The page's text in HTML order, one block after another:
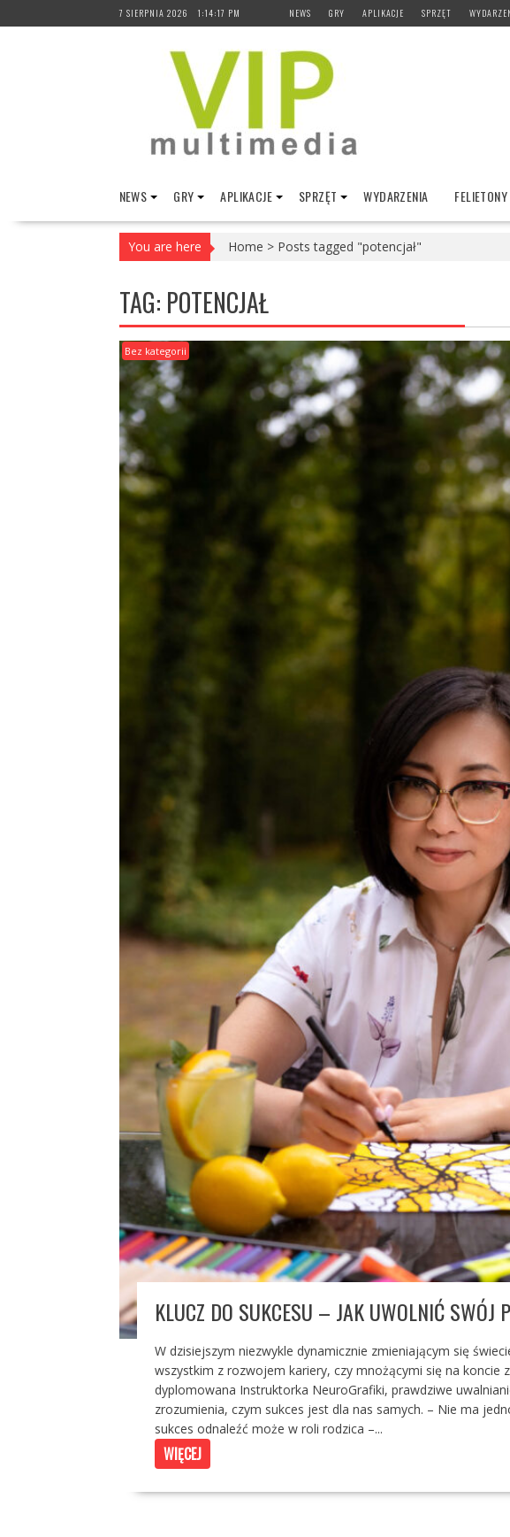
to
7 SIERPNIA 2026 1:14:18 PM NEWS GRY APLIKACJE SPRZĘT
NEWS GRY APLIKACJE SPRZĘT WYDARZENIA FELIETONY
You are here Home > Posts tagged "potencjał"
TAG: POTENCJAŁ
Bez kategorii
KLUCZ DO SUKCESU – JAK UWOLNIĆ SWÓJ
W dzisiejszym niezwykle dynamicznie zmieniającym się
wszystkim z rozwojem kariery, czy mnożącymi się na koncie
dyplomowana Instruktorka NeuroGrafiki, prawdziwe
zrozumienia, czym sukces jest dla nas samych. – Nie ma
sukces odnaleźć może w roli rodzica –...
WIĘCEJ